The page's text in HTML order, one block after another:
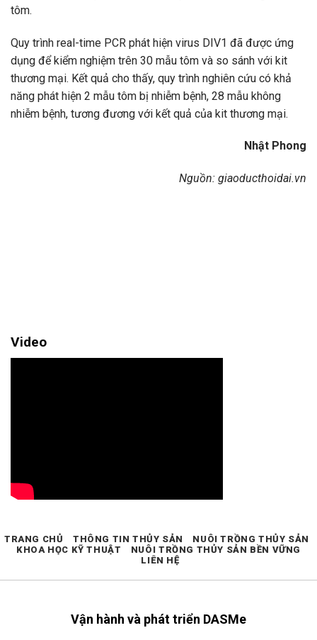
tôm.
Quy trình real-time PCR phát hiện virus DIV1 đã được ứng
dụng để kiểm nghiệm trên 30 mẫu tôm và so sánh với kit
thương mại. Kết quả cho thấy, quy trình nghiên cứu có khả
năng phát hiện 2 mẫu tôm bị nhiễm bệnh, 28 mẫu không
nhiễm bệnh, tương đương với kết quả của kit thương mại.
Nhật Phong
Nguồn: giaoducthoidai.vn
Video
Vận hành và phát triển DASMe
TRANG CHỦ THÔNG TIN THỦY SẢN
NUÔI TRỒNG THỦY SẢN
KHOA HỌC KỸ THUẬT
NUÔI TRỒNG THỦY SẢN BỀN VỮNG
LIÊN HỆ